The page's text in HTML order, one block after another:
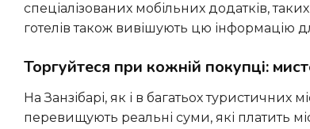
спеціалізованих мобільних додатків,
готелів також вивішують цю інформацію
Торгуйтеся при кожній покупці:
На Занзібарі, як і в багатьох туристичних місцях Африки та Азії, ціни для туристів часто в кілька разів
перевищують реальні суми, які платить